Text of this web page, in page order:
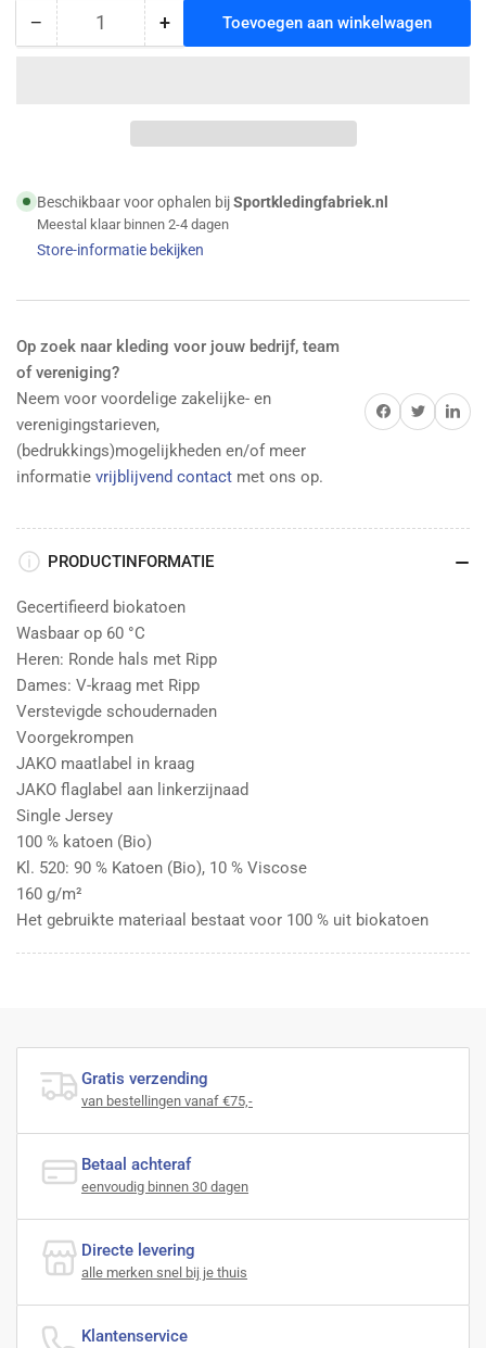
− Hoeveelheid
-
Olijf
verlagen
Hoeveelheid +Hoeveelheid
T-
Shirt
Olijf
verhogen
Toevoegen aan winkelwagen
Beschikbaar voor ophalen bijSportkledingfabriek.nl
Meestal klaar binnen 2-4 dagen
Store-informatie bekijken
Op zoek naar kleding voor jouw bedrijf, team
of vereniging?
Neem voor voordelige zakelijke- en
verenigingstarieven,
(bedrukkings)mogelijkheden en/of meer
informatie vrijblijvend contact met ons op.
Delen op Facebook
TwitterDelen
PRODUCTINFORMATIE
Gecertifieerd biokatoen
Wasbaar op 60 °C
Heren: Ronde hals met Ripp
Dames: V-kraag met Ripp
Verstevigde schoudernaden
Voorgekrompen
JAKO maatlabel in kraag
JAKO flaglabel aan linkerzijnaad
Single Jersey
100 % katoen (Bio)
Kl. 520: 90 % Katoen (Bio), 10 % Viscose
160 g/m²
Het gebruikte materiaal bestaat voor 100 % uit biokatoen
Gratis verzending
van bestellingen vanaf €75,-
Betaal achteraf
eenvoudig binnen 30 dagen
Directe levering
alle merken snel bij je thuis
Klantenservice